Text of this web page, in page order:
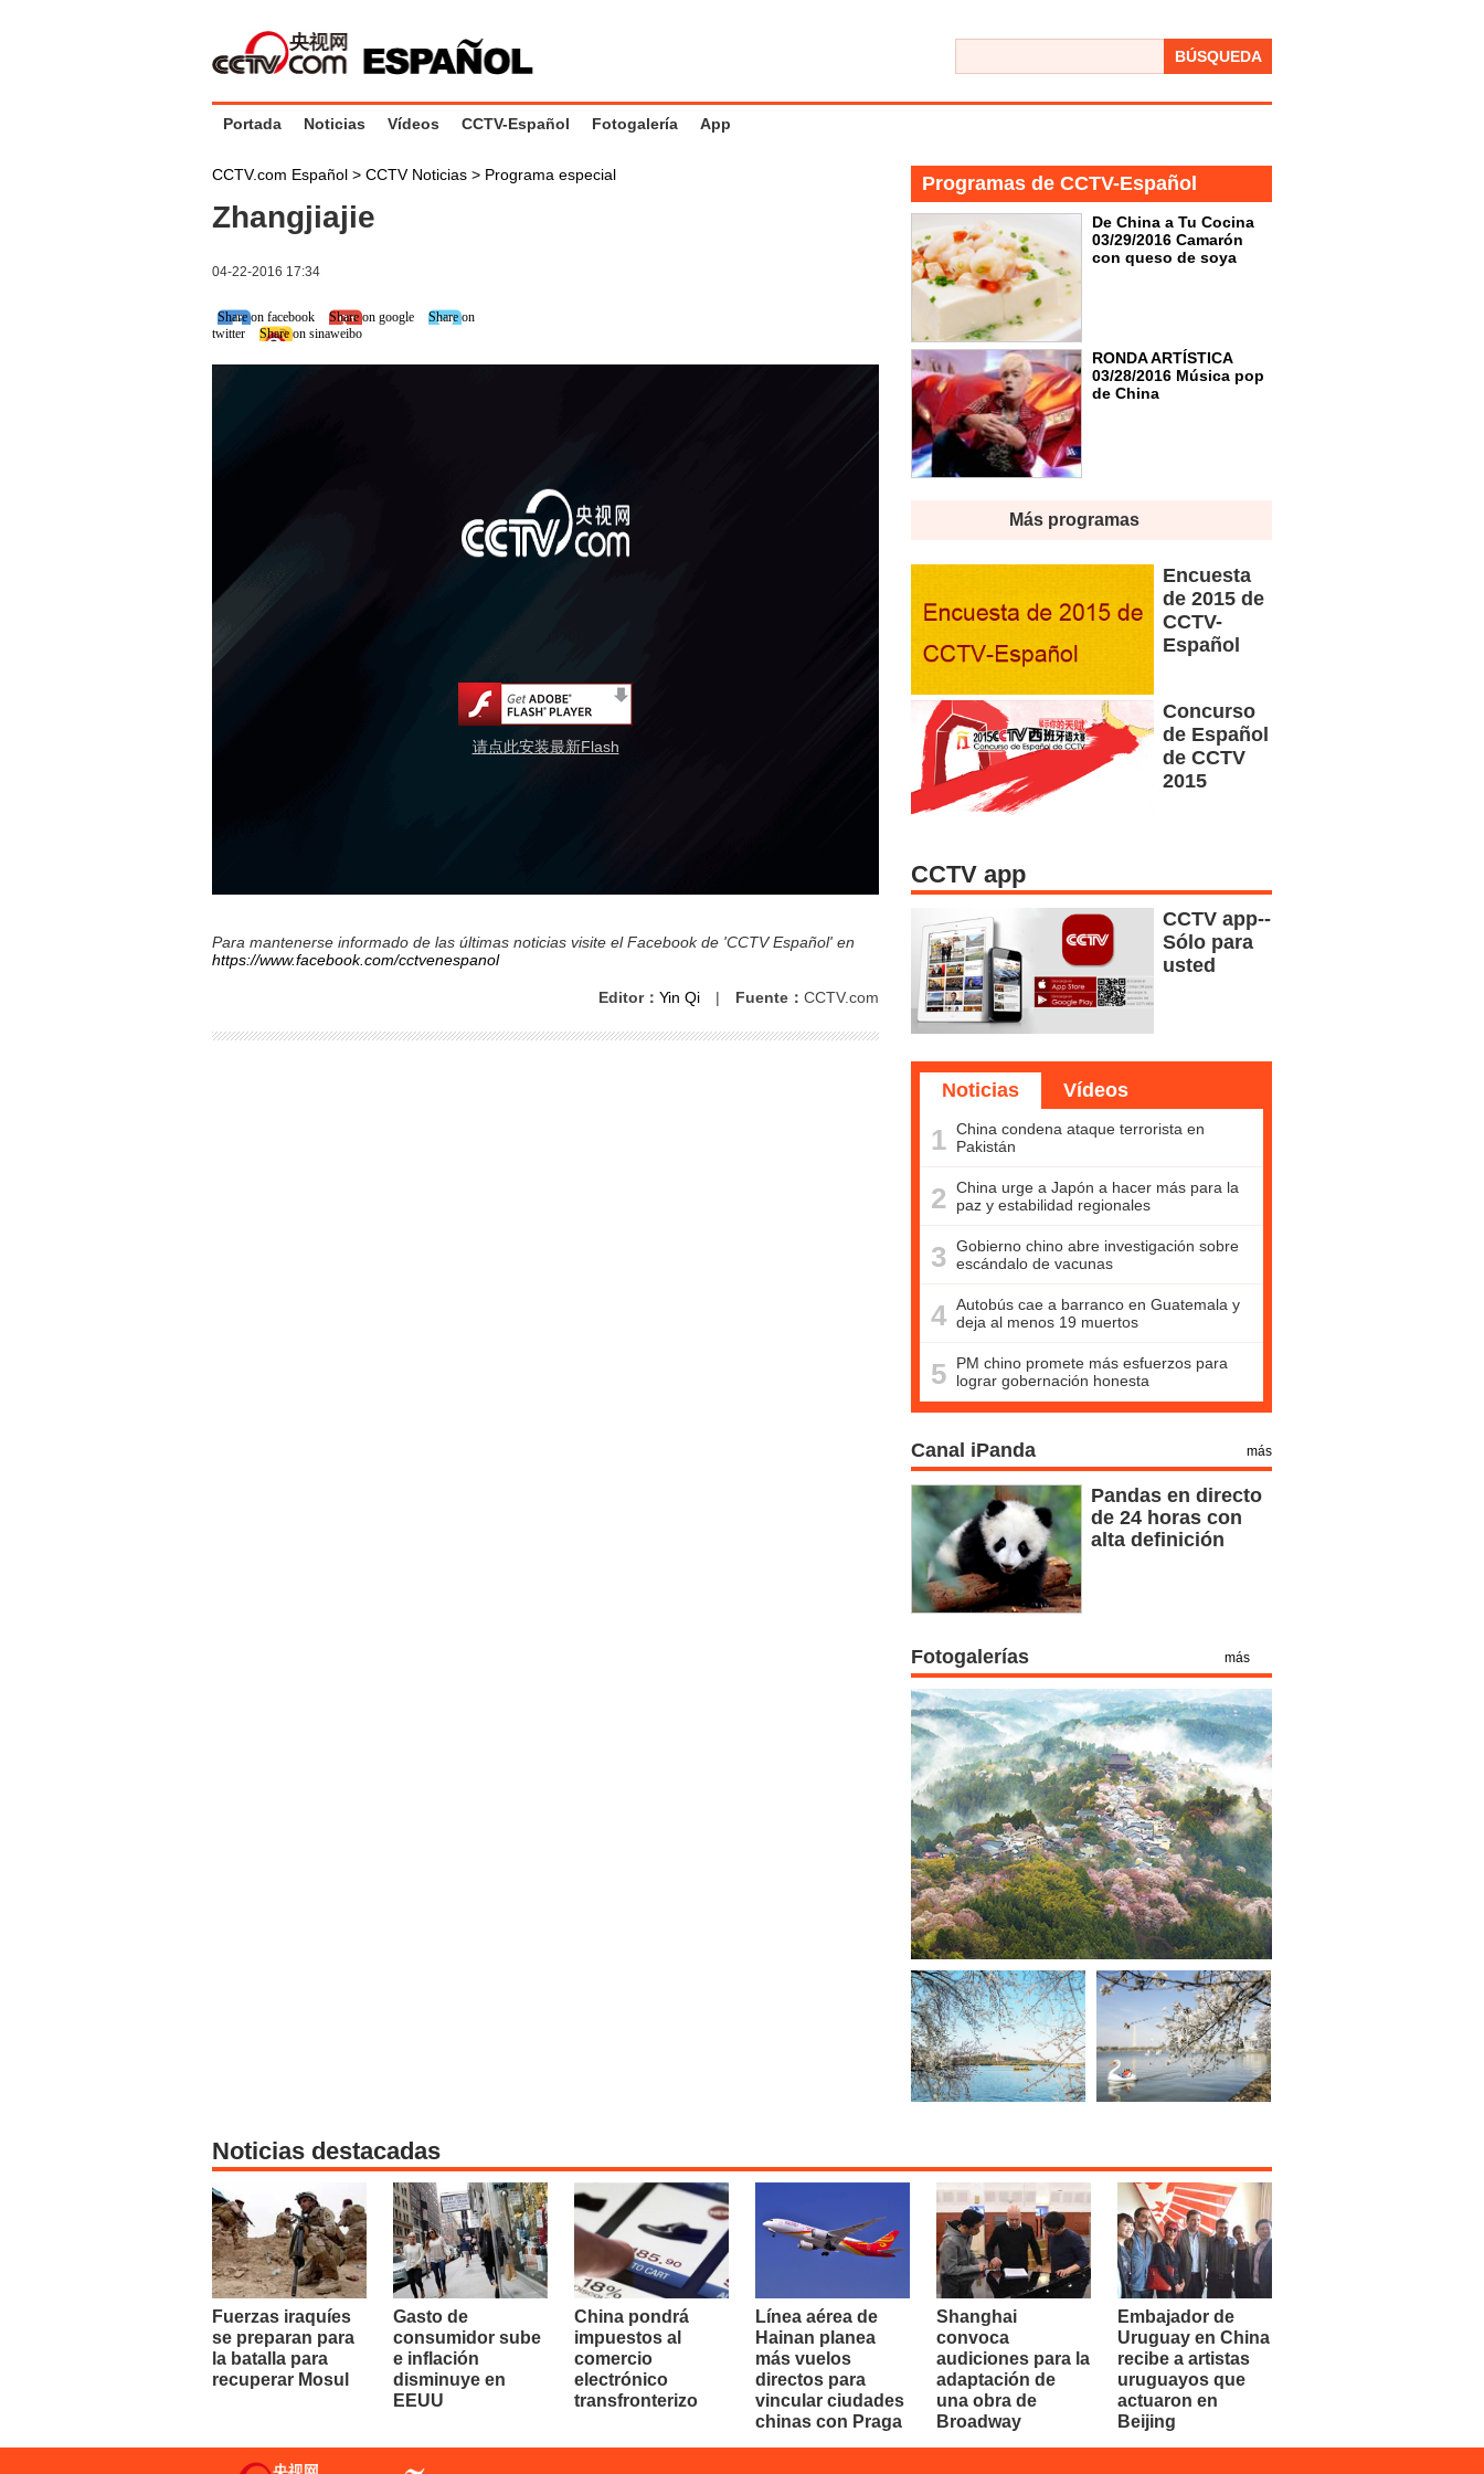
BÚSQUEDA
Portada Noticias Vídeos CCTV-Español Fotogalería App
CCTV.com Español > CCTV Noticias > Programa especial
Zhangjiajie
04-22-2016 17:34
Share on facebook Share on google
Share on
twitter
Share on sinaweibo
请点此安装最新Flash
Para mantenerse informado de las últimas noticias visite el Facebook de 'CCTV Español' en
https://www.facebook.com/cctvenespanol
Editor： Yin Qi | Fuente： CCTV.com
Programas de CCTV-Español
De China a Tu Cocina
03/29/2016 Camarón
con queso de soya
RONDA ARTÍSTICA
03/28/2016 Música pop
de China
Más programas
Encuesta
de 2015 de
CCTV-
Español
Concurso
de Español
de CCTV
2015
CCTV app
CCTV app--
Sólo para
usted
Noticias Vídeos
1 China condena ataque terrorista en
Pakistán
2 China urge a Japón a hacer más para la
paz y estabilidad regionales
3 Gobierno chino abre investigación sobre
escándalo de vacunas
4 Autobús cae a barranco en Guatemala y
deja al menos 19 muertos
5
PM chino promete más esfuerzos para
lograr gobernación honesta
Canal iPanda más
Pandas en directo
de 24 horas con
alta definición
Fotogalerías más
Noticias destacadas
Fuerzas iraquíes
se preparan para
la batalla para
recuperar Mosul
Gasto de
consumidor sube
e inflación
disminuye en
EEUU
China pondrá
impuestos al
comercio
electrónico
transfronterizo
Línea aérea de
Hainan planea
más vuelos
directos para
vincular ciudades
chinas con Praga
Shanghai
convoca
audiciones para la
adaptación de
una obra de
Broadway
Embajador de
Uruguay en China
recibe a artistas
uruguayos que
actuaron en
Beijing